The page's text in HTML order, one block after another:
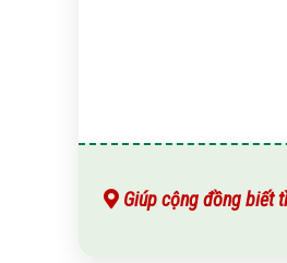
Giúp cộng đồng biết